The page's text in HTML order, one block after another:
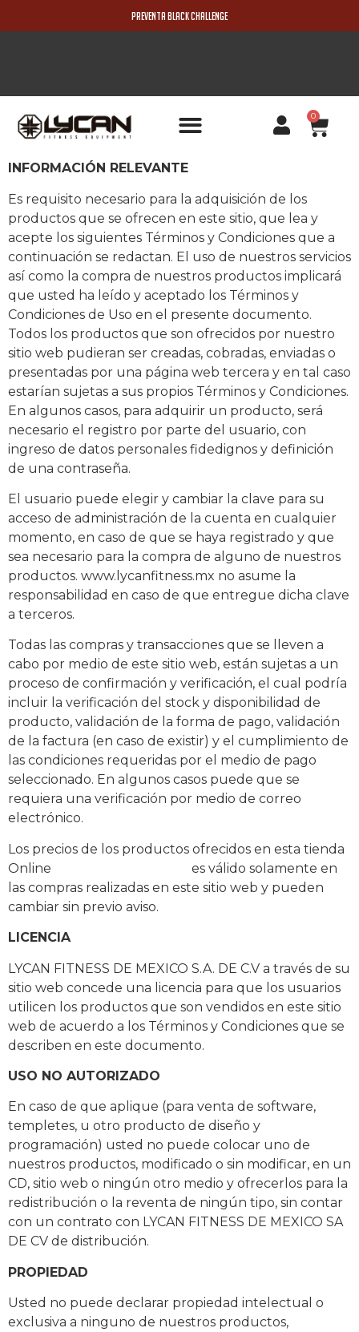
PREVENTA BLACK CHALLENGE
0
INFORMACIÓN RELEVANTE
Es requisito necesario para la adquisición de los
productos que se ofrecen en este sitio, que lea y
acepte los siguientes Términos y Condiciones que a
continuación se redactan. El uso de nuestros servicios
así como la compra de nuestros productos implicará
que usted ha leído y aceptado los Términos y
Condiciones de Uso en el presente documento.
Todos los productos que son ofrecidos por nuestro
sitio web pudieran ser creadas, cobradas, enviadas o
presentadas por una página web tercera y en tal caso
estarían sujetas a sus propios Términos y Condiciones.
En algunos casos, para adquirir un producto, será
necesario el registro por parte del usuario, con
ingreso de datos personales fidedignos y definición
de una contraseña.
El usuario puede elegir y cambiar la clave para su
acceso de administración de la cuenta en cualquier
momento, en caso de que se haya registrado y que
sea necesario para la compra de alguno de nuestros
productos. www.lycanfitness.mx no asume la
responsabilidad en caso de que entregue dicha clave
a terceros.
Todas las compras y transacciones que se lleven a
cabo por medio de este sitio web, están sujetas a un
proceso de confirmación y verificación, el cual podría
incluir la verificación del stock y disponibilidad de
producto, validación de la forma de pago, validación
de la factura (en caso de existir) y el cumplimiento de
las condiciones requeridas por el medio de pago
seleccionado. En algunos casos puede que se
requiera una verificación por medio de correo
electrónico.
Los precios de los productos ofrecidos en esta tienda
Online
es válido solamente en
las compras realizadas en este sitio web y pueden
cambiar sin previo aviso.
LICENCIA
LYCAN FITNESS DE MEXICO S.A. DE C.V a través de su
sitio web concede una licencia para que los usuarios
utilicen los productos que son vendidos en este sitio
web de acuerdo a los Términos y Condiciones que se
describen en este documento.
USO NO AUTORIZADO
En caso de que aplique (para venta de software,
templetes, u otro producto de diseño y
programación) usted no puede colocar uno de
nuestros productos, modificado o sin modificar, en un
CD, sitio web o ningún otro medio y ofrecerlos para la
redistribución o la reventa de ningún tipo, sin contar
con un contrato con LYCAN FITNESS DE MEXICO SA
DE CV de distribución.
PROPIEDAD
Usted no puede declarar propiedad intelectual o
exclusiva a ninguno de nuestros productos,